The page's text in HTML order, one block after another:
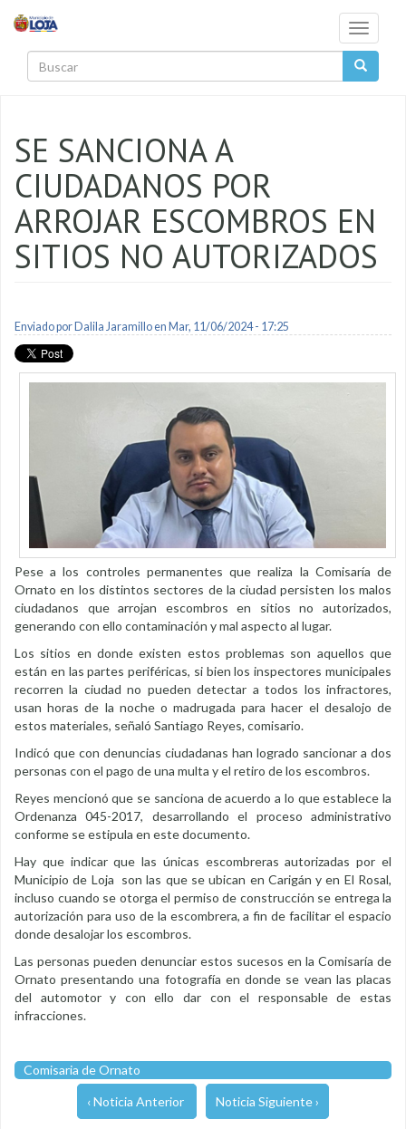
Toggle
SE SANCIONA A
CIUDADANOS POR
ARROJAR ESCOMBROS EN
SITIOS NO AUTORIZADOS
Enviado por Dalila Jaramilloen Mar, 11/06/2024 - 17:25
Pese a los controles permanentes que realiza la Comisaría de
Ornato en los distintos sectores de la ciudad persisten los malos
ciudadanos que arrojan escombros en sitios no autorizados,
generando con ello contaminación y mal aspecto al lugar.
Los sitios en donde existen estos problemas son aquellos que
están en las partes periféricas, si bien los inspectores municipales
recorren la ciudad no pueden detectar a todos los infractores,
usan horas de la noche o madrugada para hacer el desalojo de
estos materiales, señaló Santiago Reyes, comisario.
Indicó que con denuncias ciudadanas han logrado sancionar a dos
personas con el pago de una multa y el retiro de los escombros.
Reyes mencionó que se sanciona de acuerdo a lo que establece la
Ordenanza 045-2017, desarrollando el proceso administrativo
conforme se estipula en este documento.
Hay que indicar que las únicas escombreras autorizadas por el
Municipio de Loja son las que se ubican en Carigán y en El Rosal,
incluso cuando se otorga el permiso de construcción se entrega la
autorización para uso de la escombrera, a fin de facilitar el espacio
donde desalojar los escombros.
Las personas pueden denunciar estos sucesos en la Comisaría de
Ornato presentando una fotografía en donde se vean las placas
del automotor y con ello dar con el responsable de estas
infracciones.
Comisaria de Ornato
‹ Noticia Anterior Noticia Siguiente ›